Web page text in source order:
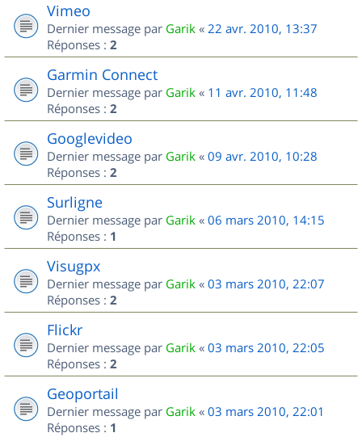
Vimeo
Dernier message par Garik « 22 avr. 2010, 13:37
Réponses : 2
Garmin Connect
Dernier message par Garik « 11 avr. 2010, 11:48
Réponses : 2
Googlevideo
Dernier message par Garik « 09 avr. 2010, 10:28
Réponses : 2
Surligne
Dernier message par Garik « 06 mars 2010, 14:15
Réponses : 1
Visugpx
Dernier message par Garik « 03 mars 2010, 22:07
Réponses : 2
Flickr
Dernier message par Garik « 03 mars 2010, 22:05
Réponses : 2
Geoportail
Dernier message par Garik « 03 mars 2010, 22:01
Réponses : 1